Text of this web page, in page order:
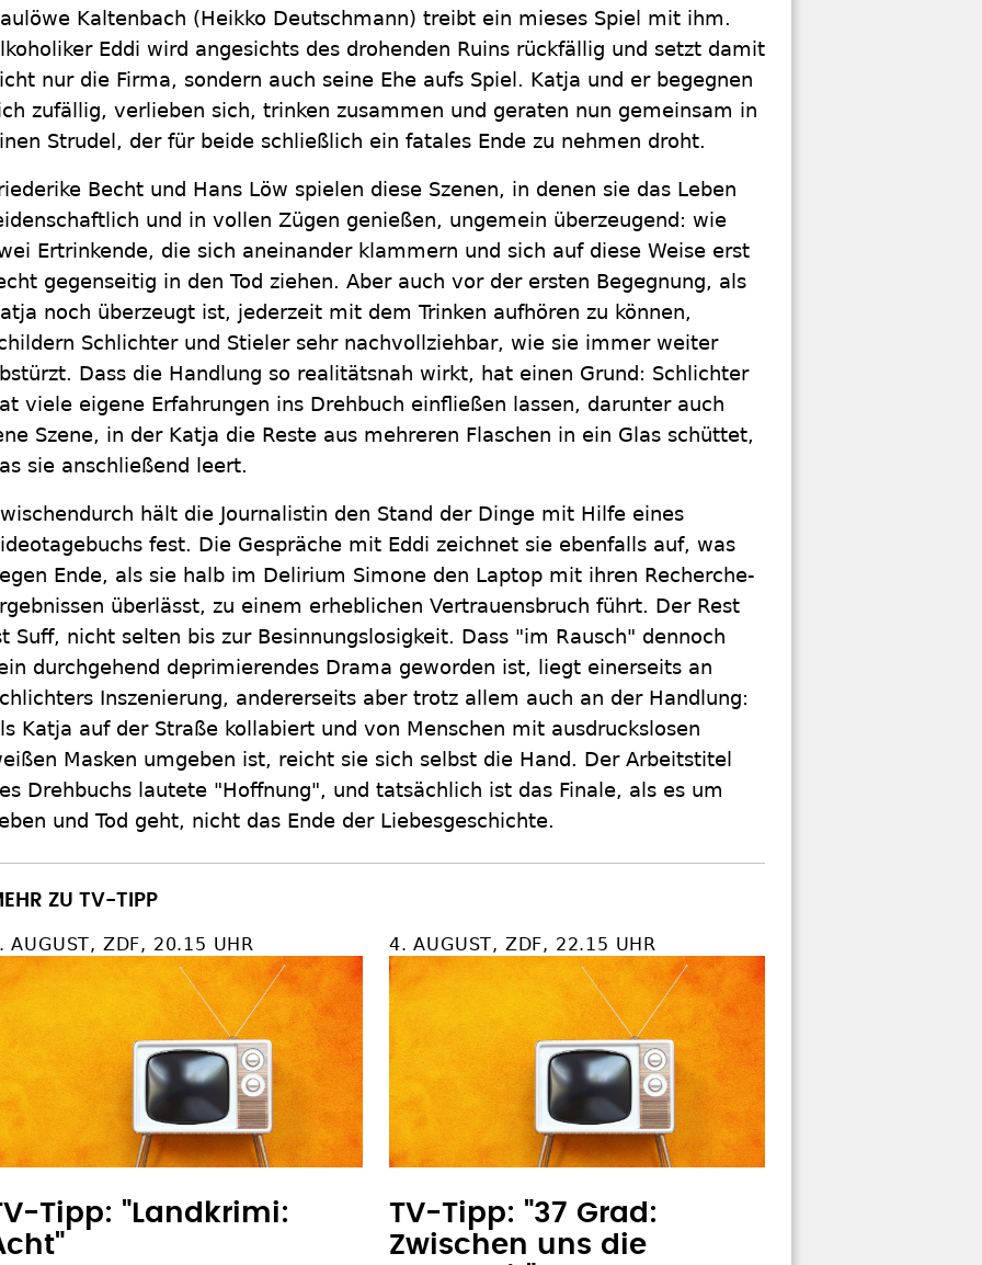
Kaltenbach (Heikko Deutschmann) treibt ein mieses Spiel mit ihm.
Eddi wird angesichts des drohenden Ruins rückfällig und setzt damit
nur die Firma, sondern auch seine Ehe aufs Spiel. Katja und er begegnen
zufällig, verlieben sich, trinken zusammen und geraten nun gemeinsam in
Strudel, der für beide schließlich ein fatales Ende zu nehmen droht.
Becht und Hans Löw spielen diese Szenen, in denen sie das Leben
und in vollen Zügen genießen, ungemein überzeugend: wie
Ertrinkende, die sich aneinander klammern und sich auf diese Weise erst
gegenseitig in den Tod ziehen. Aber auch vor der ersten Begegnung, als
noch überzeugt ist, jederzeit mit dem Trinken aufhören zu können,
Schlichter und Stieler sehr nachvollziehbar, wie sie immer weiter
Dass die Handlung so realitätsnah wirkt, hat einen Grund: Schlichter
viele eigene Erfahrungen ins Drehbuch einfließen lassen, darunter auch
Szene, in der Katja die Reste aus mehreren Flaschen in ein Glas schüttet,
sie anschließend leert.
hält die Journalistin den Stand der Dinge mit Hilfe eines
fest. Die Gespräche mit Eddi zeichnet sie ebenfalls auf, was
Ende, als sie halb im Delirium Simone den Laptop mit ihren Recherche-
überlässt, zu einem erheblichen Vertrauensbruch führt. Der Rest
Suff, nicht selten bis zur Besinnungslosigkeit. Dass "im Rausch" dennoch
durchgehend deprimierendes Drama geworden ist, liegt einerseits an
Inszenierung, andererseits aber trotz allem auch an der Handlung:
Katja auf der Straße kollabiert und von Menschen mit ausdruckslosen
Masken umgeben ist, reicht sie sich selbst die Hand. Der Arbeitstitel
Drehbuchs lautete "Hoffnung", und tatsächlich ist das Finale, als es um
und Tod geht, nicht das Ende der Liebesgeschichte.
ZU TV-TIPP
AUGUST, ZDF, 20.15 UHR
Tipp: "Landkrimi:
4. AUGUST, ZDF, 22.15 UHR
TV-Tipp: "37 Grad:
Zwischen uns die